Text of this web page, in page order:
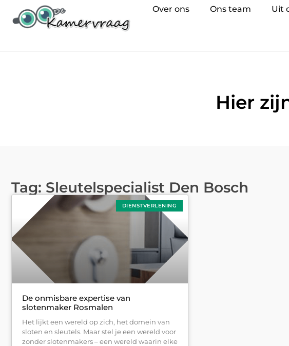
Over ons Ons team Uit
Hier
Tag: Sleutelspecialist Den Bosch
DIENSTVERLENING
De onmisbare expertise van
slotenmaker Rosmalen
Het lijkt een wereld op zich, het domein van
sloten en sleutels. Maar stel je een wereld voor
zonder slotenmakers – een wereld waarin elke